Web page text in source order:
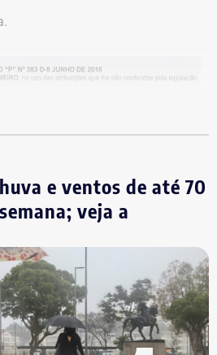
da Casa Civil, André Marinho
Marcelo Crivella
eleição assumiu a prefeitura e,
comissionados. No primeiro
exonerou, de uma só tacada,
Inclusive ele.
o hoje candidato do Novo
21 de fevereiro, ele foi de novo
e ventos de até 70
veja a